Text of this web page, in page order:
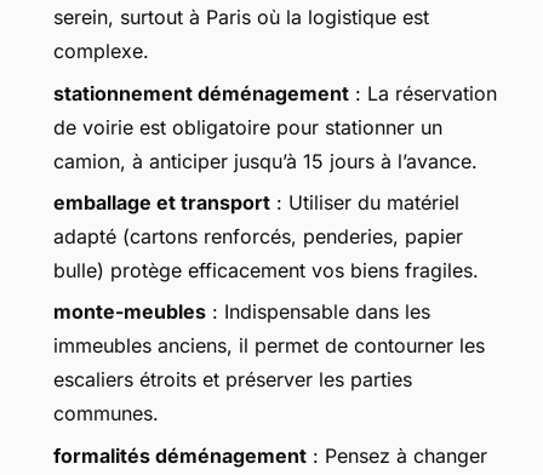
serein, surtout à Paris où la logistique est
complexe.
stationnement déménagement : La réservation
de voirie est obligatoire pour stationner un
camion, à anticiper jusqu’à 15 jours à l’avance.
emballage et transport : Utiliser du matériel
adapté (cartons renforcés, penderies, papier
bulle) protège efficacement vos biens fragiles.
monte-meubles : Indispensable dans les
immeubles anciens, il permet de contourner les
escaliers étroits et préserver les parties
communes.
formalités déménagement : Pensez à changer